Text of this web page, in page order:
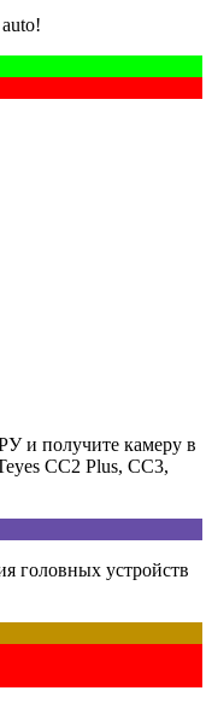
и получите камеру в
CC2 Plus, CC3,
головных устройств